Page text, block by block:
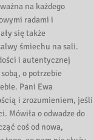
na każdego
radami i
się także
śmiechu na sali.
i autentycznej
o potrzebie
Pani Ewa
i zrozumieniem, jeśli
Mówiła o odwadze do
coś od nowa,